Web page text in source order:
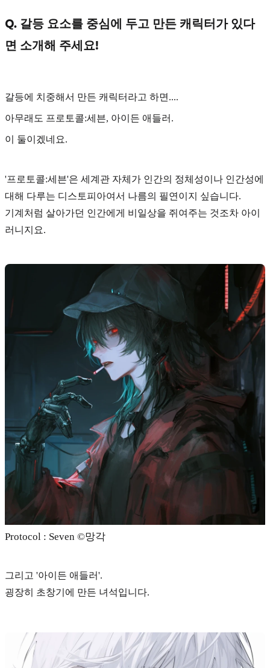
Q. 갈등 요소를 중심에 두고 만든 캐릭터가 있다
면 소개해 주세요!
갈등에 치중해서 만든 캐릭터라고 하면....
아무래도 프로토콜:세븐, 아이든 애들러.
이 둘이겠네요.
'프로토콜:세븐'은 세계관 자체가 인간의 정체성이나 인간성에
대해 다루는 디스토피아여서 나름의 필연이지 싶습니다.
기계처럼 살아가던 인간에게 비일상을 쥐여주는 것조차 아이
러니지요.
Protocol : Seven ©️망각
그리고 '아이든 애들러'.
굉장히 초창기에 만든 녀석입니다.